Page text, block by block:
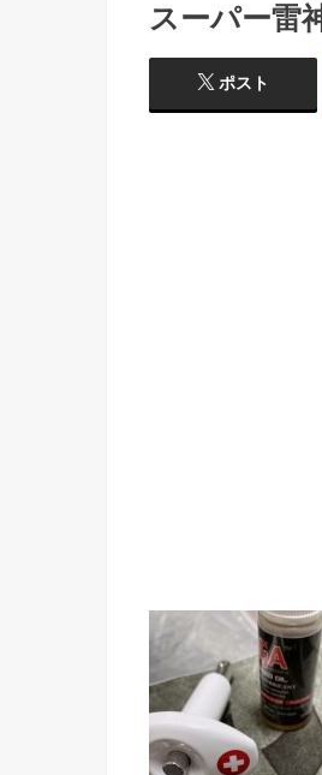
スーパー雷
ポスト